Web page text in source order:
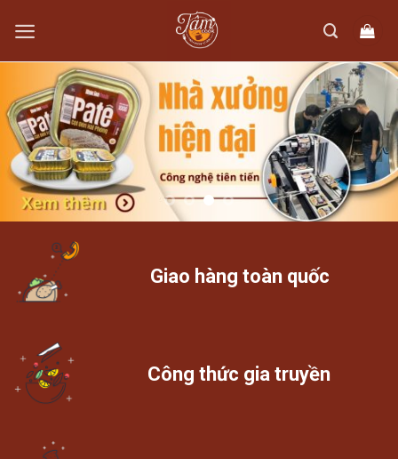
content
Giao hàng toàn quốc
Công thức gia truyền